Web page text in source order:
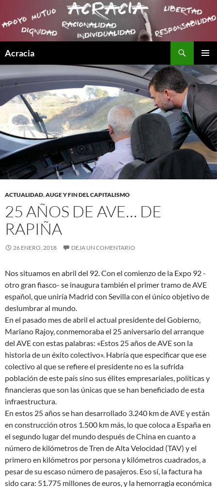
Acracia
MENÚ
CONTENIDO
ACTUALIDAD,AUGE Y FIN DEL CAPITALISMO
25 AÑOS DE AVE… DE
RAPIÑA
26 ENERO, 2018 DEJA UN COMENTARIO
Nos situamos en abril del 92. Con el comienzo de la Expo 92 -
otro gran fiasco- se inaugura también el primer tramo de AVE
español, que uniría Madrid con Sevilla con el único objetivo de
deslumbrar al mundo.
En el pasado mes de abril el actual presidente del Gobierno,
Mariano Rajoy, conmemoraba el 25 aniversario del arranque
del AVE con estas palabras: «Estos 25 años de AVE son la
historia de un éxito colectivo». Habría que especificar que ese
colectivo al que se refiere el presidente no es la sufrida
población de este país sino sus élites empresariales, políticas y
financieras que son las únicas que se han beneficiado de esta
infraestructura.
En estos 25 años se han desarrollado 3.240 km de AVE y están
en construcción otros 1.500 km más, lo que coloca a España en
el segundo lugar del mundo después de China en cuanto a
número de kilómetros de Tren de Alta Velocidad (TAV) y el
primero en kilómetros por persona y kilómetros cuadrados, a
pesar de su escaso número de pasajeros. Eso sí, la factura ha
sido cara: 51.775 millones de euros, y la hemorragia económica